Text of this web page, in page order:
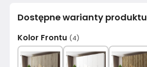
Dostępne warianty produktu
Kolor Frontu (4)